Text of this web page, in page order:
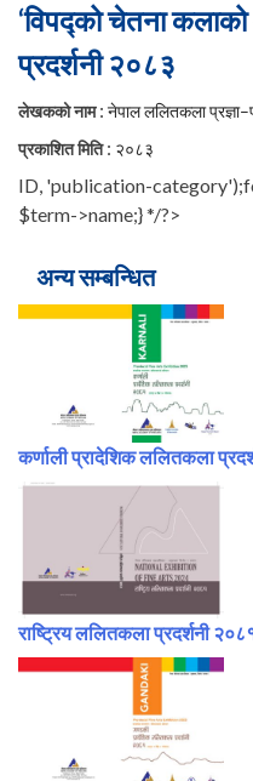
‘विपद्को चेतना
प्रदर्शनी २०८३
लेखकको नाम: नेपाल ललितकला
प्रकाशित मिति: २०८३
ID, 'publication-
$term->name;} */?>
अन्य सम्बन्धित
कर्णाली प्रादेशिक ललितकला
राष्ट्रिय ललितकला प्रदर्शनी